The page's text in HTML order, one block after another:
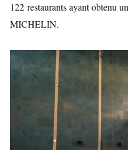
122 restaurants ayant obtenu
MICHELIN.